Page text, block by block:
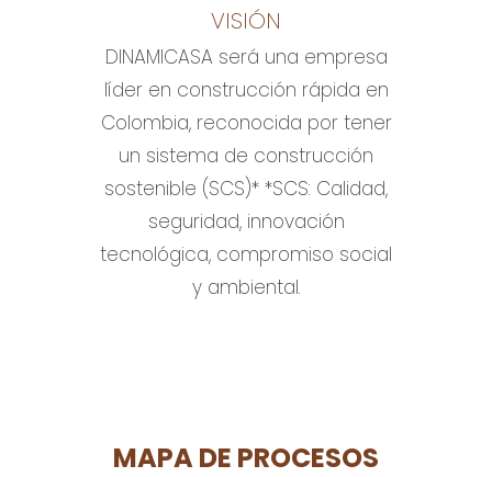
VISIÓN
DINAMICASA será una empresa
líder en construcción rápida en
Colombia, reconocida por tener
un sistema de construcción
sostenible (SCS)* *SCS: Calidad,
seguridad, innovación
tecnológica, compromiso social
y ambiental.
MAPA DE PROCESOS